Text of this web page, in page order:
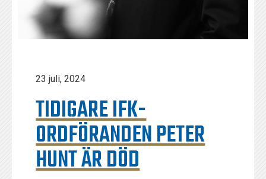
23 juli, 2024
TIDIGARE IFK-
ORDFÖRANDEN PETER
HUNT ÄR DÖD